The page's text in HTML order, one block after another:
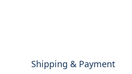
Shipping & Payment